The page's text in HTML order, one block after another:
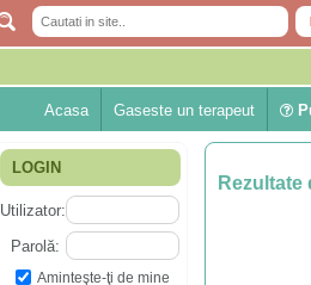
Acasa Gaseste un terapeut
LOGIN
Utilizator:
Parolă:
Aminteşte-ţi de mine
Rezultate